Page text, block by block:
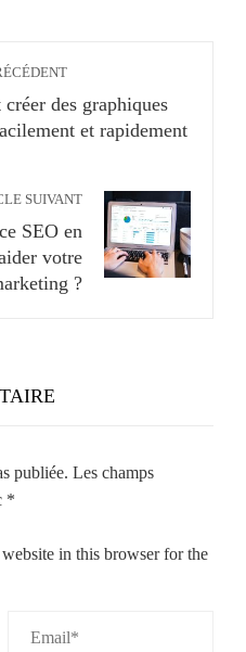
des graphiques
et rapidement
SUIVANT
SEO en
votre
?
publiée. Les champs
*
in this browser for the